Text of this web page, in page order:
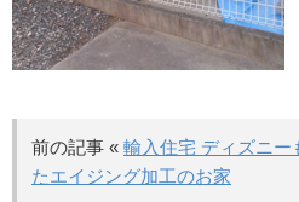
前の記事 « 輸入住宅 ディズニー
たエイジング加工のお家